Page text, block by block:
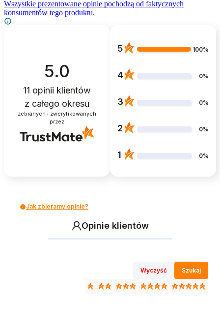
Wszystkie prezentowane opinie pochodzą od faktycznych
konsumentów tego produktu.
5.0
11 opinii klientów
z całego okresu
zebranych i zweryfikowanych
przez
5 100%
4 0%
3 0%
2 0%
1 0%
Jak zbieramy opinie?
Opinie klientów
Wyczyść Szukaj